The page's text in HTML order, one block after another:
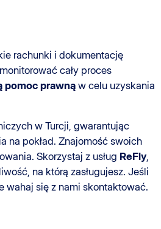
rachunki i dokumentację
cały proces
pomoc prawną w celu uzyskania
w Turcji, gwarantując
na pokład. Znajomość swoich
Skorzystaj z usług ReFly,
na którą zasługujesz. Jeśli
wahaj się z nami skontaktować.